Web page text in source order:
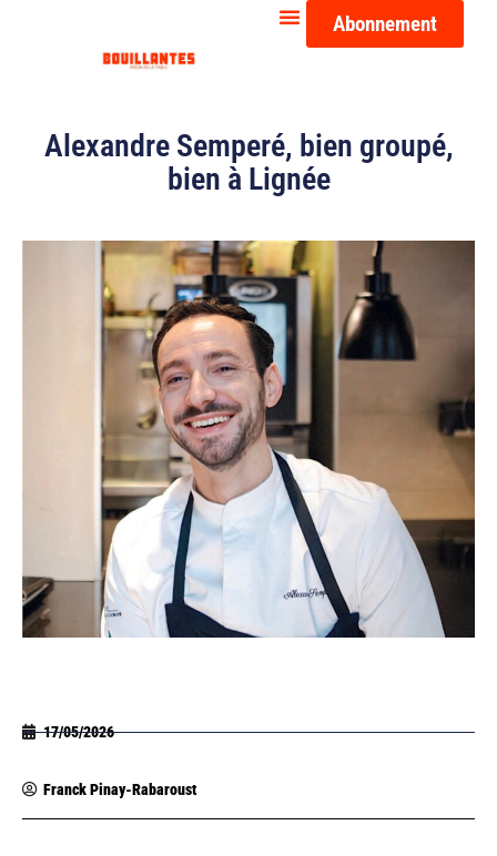
Abonnement
Alexandre Semperé, bien groupé,
bien à Lignée
17/05/2026
Franck Pinay-Rabaroust